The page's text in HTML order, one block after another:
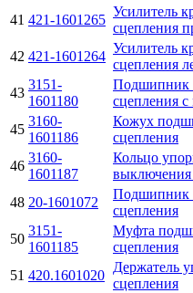
41 421-1601265
Усилитель
сцепления
42 421-1601264
Усилитель
сцепления
43
3151-
1601180
Подшипник
сцепления
45
3160-
1601186
Кожух
сцепления
46
3160-
1601187
Кольцо
выключения
48 20-1601072
Подшипник
сцепления
50
3151-
1601185
Муфта
сцепления
51 420.1601020
Держатель
сцепления